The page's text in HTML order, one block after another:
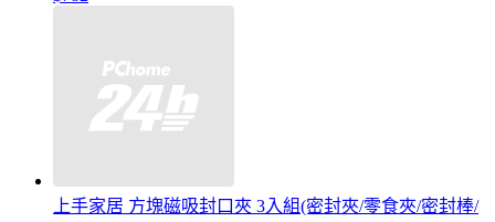
上手家居 方塊磁吸封口夾 3入組(密封夾/零食夾/密封棒/